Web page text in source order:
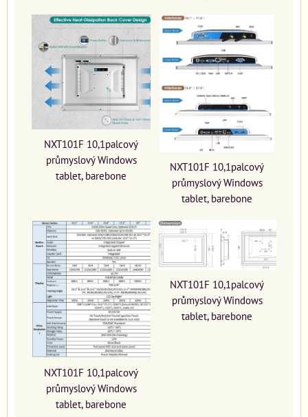
NXT101F 10,1palcový
průmyslový Windows
tablet, barebone
NXT101F 10,1palcový
průmyslový Windows
tablet, barebone
NXT101F 10,1palcový
průmyslový Windows
tablet, barebone
NXT101F 10,1palcový
průmyslový Windows
tablet, barebone